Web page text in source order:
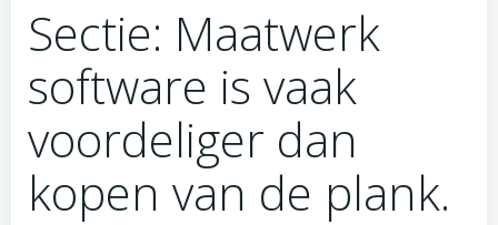
Sectie: Maatwerk
software is vaak
voordeliger dan
kopen van de plank.